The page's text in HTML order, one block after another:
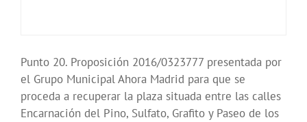
Punto 20. Proposición 2016/0323777 presentada por
el Grupo Municipal Ahora Madrid para que se
proceda a recuperar la plaza situada entre las calles
Encarnación del Pino, Sulfato, Grafito y Paseo de los